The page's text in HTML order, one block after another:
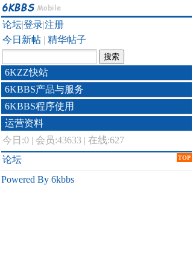
论坛|登录|注册
今日新帖 | 精华帖子
6KZZ快站
6KBBS产品与服务
6KBBS程序使用
运营资料
今日:0 | 会员:43633 | 在线:627
TOP
论坛
Powered By 6kbbs